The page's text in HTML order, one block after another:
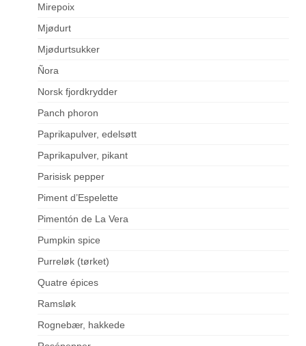
Mirepoix
Mjødurt
Mjødurtsukker
Ñora
Norsk fjordkrydder
Panch phoron
Paprikapulver, edelsøtt
Paprikapulver, pikant
Parisisk pepper
Piment d’Espelette
Pimentón de La Vera
Pumpkin spice
Purreløk (tørket)
Quatre épices
Ramsløk
Rognebær, hakkede